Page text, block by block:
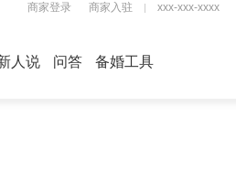
商家登录 商家入驻 xxx-xxx-xxxx
人说 问答 备婚工具